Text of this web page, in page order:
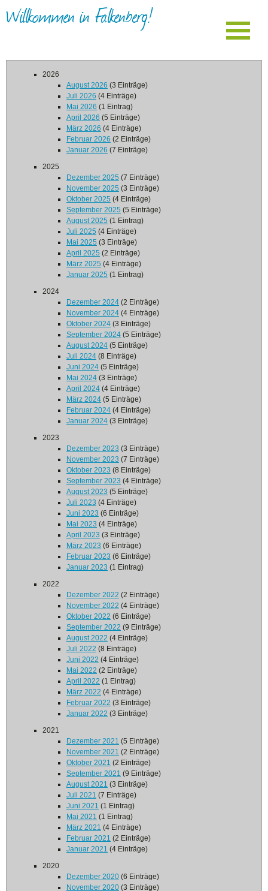
Willkommen in Falkenberg!
2026
August 2026 (3 Einträge)
Juli 2026 (4 Einträge)
Mai 2026 (1 Eintrag)
April 2026 (5 Einträge)
März 2026 (4 Einträge)
Februar 2026 (2 Einträge)
Januar 2026 (7 Einträge)
2025
Dezember 2025 (7 Einträge)
November 2025 (3 Einträge)
Oktober 2025 (4 Einträge)
September 2025 (5 Einträge)
August 2025 (1 Eintrag)
Juli 2025 (4 Einträge)
Mai 2025 (3 Einträge)
April 2025 (2 Einträge)
März 2025 (4 Einträge)
Januar 2025 (1 Eintrag)
2024
Dezember 2024 (2 Einträge)
November 2024 (4 Einträge)
Oktober 2024 (3 Einträge)
September 2024 (5 Einträge)
August 2024 (5 Einträge)
Juli 2024 (8 Einträge)
Juni 2024 (5 Einträge)
Mai 2024 (3 Einträge)
April 2024 (4 Einträge)
März 2024 (5 Einträge)
Februar 2024 (4 Einträge)
Januar 2024 (3 Einträge)
2023
Dezember 2023 (3 Einträge)
November 2023 (7 Einträge)
Oktober 2023 (8 Einträge)
September 2023 (4 Einträge)
August 2023 (5 Einträge)
Juli 2023 (4 Einträge)
Juni 2023 (6 Einträge)
Mai 2023 (4 Einträge)
April 2023 (3 Einträge)
März 2023 (6 Einträge)
Februar 2023 (6 Einträge)
Januar 2023 (1 Eintrag)
2022
Dezember 2022 (2 Einträge)
November 2022 (4 Einträge)
Oktober 2022 (6 Einträge)
September 2022 (9 Einträge)
August 2022 (4 Einträge)
Juli 2022 (8 Einträge)
Juni 2022 (4 Einträge)
Mai 2022 (2 Einträge)
April 2022 (1 Eintrag)
März 2022 (4 Einträge)
Februar 2022 (3 Einträge)
Januar 2022 (3 Einträge)
2021
Dezember 2021 (5 Einträge)
November 2021 (2 Einträge)
Oktober 2021 (2 Einträge)
September 2021 (9 Einträge)
August 2021 (3 Einträge)
Juli 2021 (7 Einträge)
Juni 2021 (1 Eintrag)
Mai 2021 (1 Eintrag)
März 2021 (4 Einträge)
Februar 2021 (2 Einträge)
Januar 2021 (4 Einträge)
2020
Dezember 2020 (6 Einträge)
November 2020 (3 Einträge)